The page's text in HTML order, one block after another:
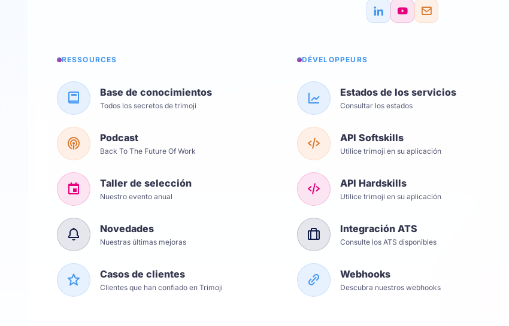
RESSOURCES
Base de conocimientos
Todos los secretos de trimoji
Podcast
Back To The Future Of Work
Taller de selección
Nuestro evento anual
Novedades
Nuestras últimas mejoras
Casos de clientes
Clientes que han confiado en Trimoji
DÉVELOPPEURS
Estados de los servicios
Consultar los estados
API Softskills
Utilice trimoji en su aplicación
API Hardskills
Utilice trimoji en su aplicación
Integración ATS
Consulte los ATS disponibles
Webhooks
Descubra nuestros webhooks